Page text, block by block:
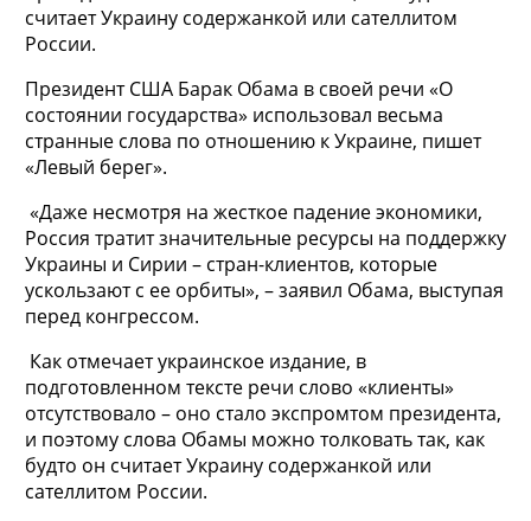
считает Украину содержанкой или сателлитом
России.
Президент США Барак Обама в своей речи «О
состоянии государства» использовал весьма
странные слова по отношению к Украине, пишет
«Левый берег».
«Даже несмотря на жесткое падение экономики,
Россия тратит значительные ресурсы на поддержку
Украины и Сирии – стран-клиентов, которые
ускользают с ее орбиты», – заявил Обама, выступая
перед конгрессом.
Как отмечает украинское издание, в
подготовленном тексте речи слово «клиенты»
отсутствовало – оно стало экспромтом президента,
и поэтому слова Обамы можно толковать так, как
будто он считает Украину содержанкой или
сателлитом России.